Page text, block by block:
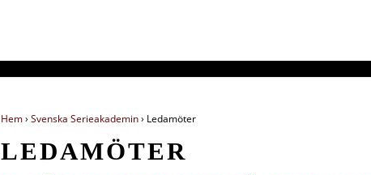
Hem› Svenska Serieakademin› Ledamöter
LEDAMÖTER